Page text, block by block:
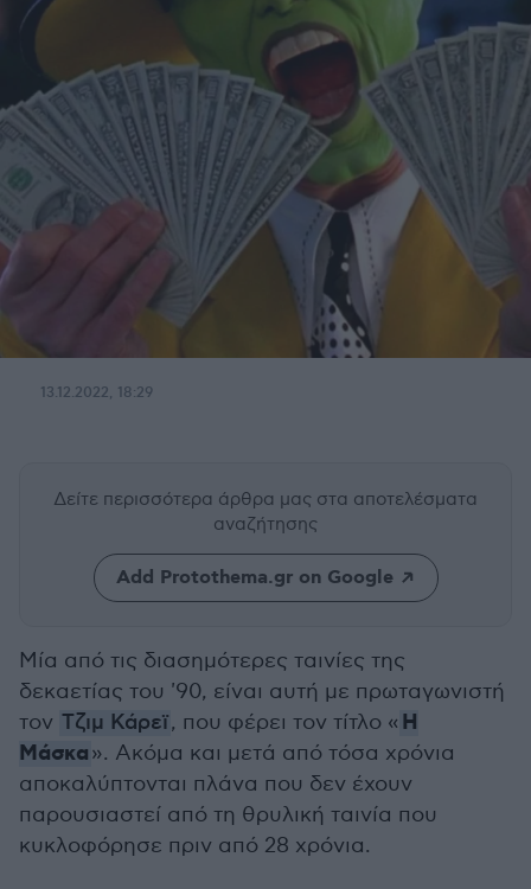
13.12.2022, 18:29
Δείτε περισσότερα άρθρα μας στα αποτελέσματα
αναζήτησης
Add Protothema.gr on Google
Μία από τις διασημότερες ταινίες της
δεκαετίας του '90, είναι αυτή με πρωταγωνιστή
τον Τζιμ Κάρεϊ, που φέρει τον τίτλο « Η
Μάσκα». Ακόμα και μετά από τόσα χρόνια
αποκαλύπτονται πλάνα που δεν έχουν
παρουσιαστεί από τη θρυλική ταινία που
κυκλοφόρησε πριν από 28 χρόνια.